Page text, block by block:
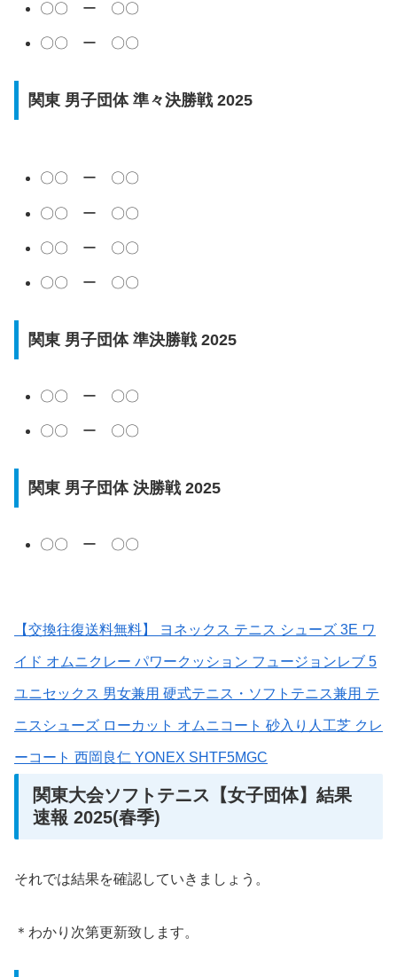
〇〇 ー 〇〇
〇〇 ー 〇〇
関東 男子団体 準々決勝戦 2025
〇〇 ー 〇〇
〇〇 ー 〇〇
〇〇 ー 〇〇
〇〇 ー 〇〇
関東 男子団体 準決勝戦 2025
〇〇 ー 〇〇
〇〇 ー 〇〇
関東 男子団体 決勝戦 2025
〇〇 ー 〇〇
【交換往復送料無料】 ヨネックス テニス シューズ 3E ワ
イド オムニクレー パワークッション フュージョンレブ 5
ユニセックス 男女兼用 硬式テニス・ソフトテニス兼用 テ
ニスシューズ ローカット オムニコート 砂入り人工芝 クレ
ーコート 西岡良仁 YONEX SHTF5MGC
関東大会ソフトテニス【女子団体】結果
速報 2025(春季)
それでは結果を確認していきましょう。
＊わかり次第更新致します。